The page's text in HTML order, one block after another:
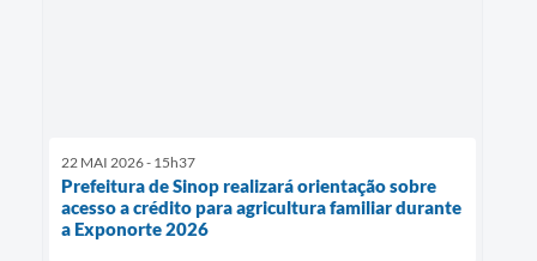
22 MAI 2026 - 15h37
Prefeitura de Sinop realizará orientação sobre
acesso a crédito para agricultura familiar durante
a Exponorte 2026